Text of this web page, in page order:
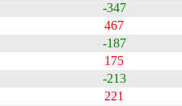
-347
467
-187
175
-213
221